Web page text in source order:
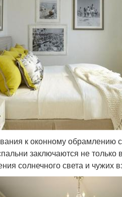
к оконному обрамлению
заключаются не
солнечного света и чужих